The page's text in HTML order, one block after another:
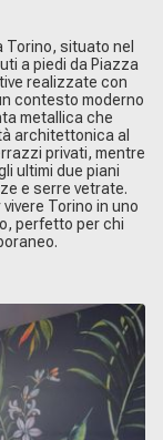
Torino, situato nel
a piedi da Piazza
realizzate con
contesto moderno
metallica che
architettonica al
privati, mentre
ultimi due piani
e serre vetrate.
Torino in uno
perfetto per chi